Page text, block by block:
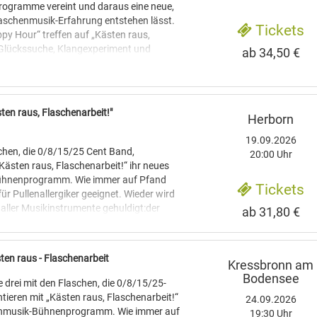
vereint und daraus eine neue,
Erfahrung entstehen lässt.
Hour“ treffen auf „Kästen raus,
Klangexperiment und
Instrumentarium aus
allem, was der
hergibt, feiern
Möhre die Sonnenseiten des Lebens –
mal herrlich absurd. Zwischen
Jazzbass aus Glas und
Power entsteht ein Abend voller
überraschender Wendungen und
zeigt, wie vielseitig Flaschen klingen
wird.
2011“
Tickets
ab 34,50 €
raus, Flaschenarbeit!"
die 0/8/15/25 Cent Band,
raus, Flaschenarbeit!“ ihr neues
Wie immer auf Pfand
Pullenallergiker geeignet. Wieder wird
Musikinstrumente gehuldigt:der
und ihrer großen musikalischen
wofür Flaschen einst nicht erfunden
mehr im Mittelpunkt und setzt dort das
erstaunen, verblüffen. Nach
Welt gegangenen Reels und Tiktoks
Herborn
19.09.2026
20:00 Uhr
Tickets
ab 31,80 €
raus - Flaschenarbeit
drei mit den Flaschen, die 0/8/15/25-
mit „Kästen raus, Flaschenarbeit!“
Bühnenprogramm. Wie immer auf
Kressbronn am
Bodensee
24.09.2026
19:30 Uhr